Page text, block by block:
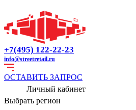
+7(495) 122-22-23
info@streetretail.ru
ОСТАВИТЬ ЗАПРОС
Личный кабинет
Выбрать регион